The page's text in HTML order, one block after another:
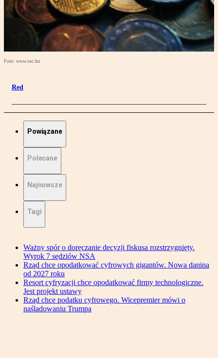
Foto: www.sxc.hu
Red
Powiązane
Polecane
Najnowsze
Tagi
Ważny spór o doręczanie decyzji fiskusa rozstrzygnięty.
Wyrok 7 sędziów NSA
Rząd chce opodatkować cyfrowych gigantów. Nowa danina
od 2027 roku
Resort cyfryzacji chce opodatkować firmy technologiczne.
Jest projekt ustawy
Rząd chce podatku cyfrowego. Wicepremier mówi o
naśladowaniu Trumpa